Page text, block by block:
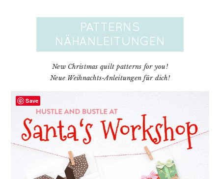
New Christmas quilt patterns for you!
Neue Weihnachts-Anleitungen für dich!
Save